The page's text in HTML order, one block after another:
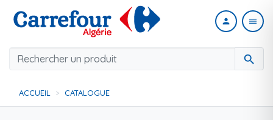
search
person menu
ACCUEIL CATALOGUE